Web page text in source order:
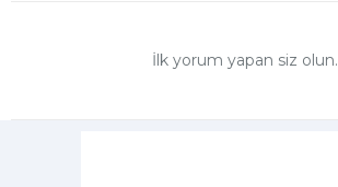
İlk yorum yapan siz olun.